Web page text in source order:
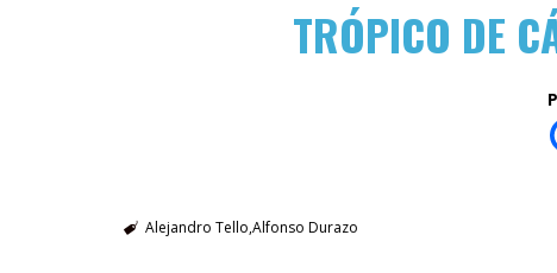
TRÓPICO DE
Alejandro Tello Alfonso Durazo